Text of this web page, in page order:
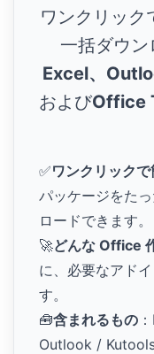
ワンクリック
一括ダウ
Excel、
およびOffice
✅ワンクリック
パッケージをた
ロードできます。
🚀どんな Office
に、必要なアド
す。
🧰含まれるもの
Outlook /